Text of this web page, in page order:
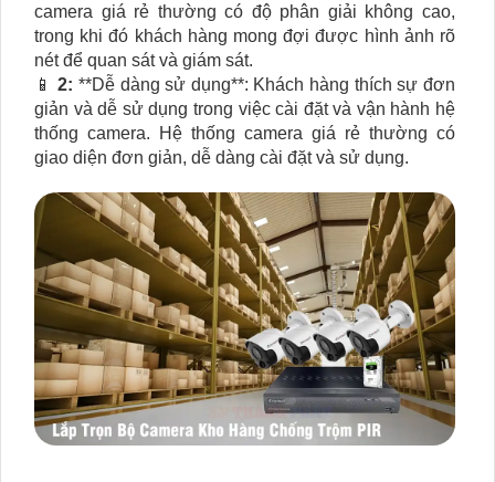
camera giá rẻ thường có độ phân giải không cao,
trong khi đó khách hàng mong đợi được hình ảnh rõ
nét để quan sát và giám sát.
📱2: **Dễ dàng sử dụng**: Khách hàng thích sự đơn
giản và dễ sử dụng trong việc cài đặt và vận hành hệ
thống camera. Hệ thống camera giá rẻ thường có
giao diện đơn giản, dễ dàng cài đặt và sử dụng.